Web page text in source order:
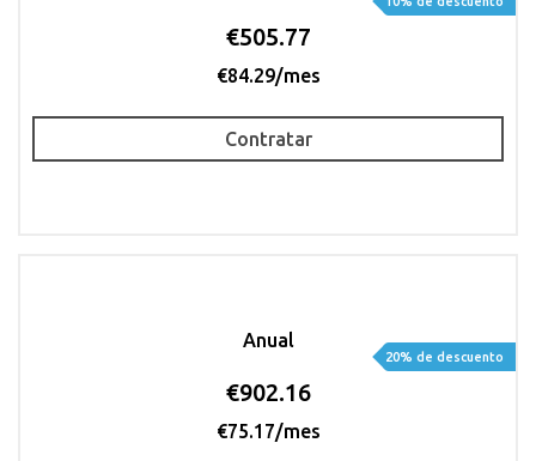
€505.77
€84.29/mes
Contratar
Anual
€902.16
€75.17/mes
20% de descuento